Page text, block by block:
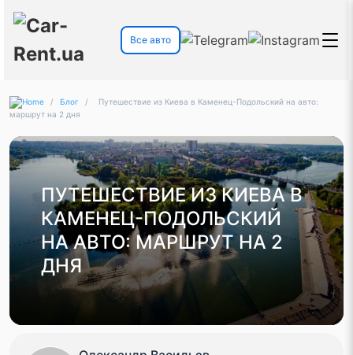
Все авто
/ Блог /
Путешествие из Киева в Каменец-Подольский на авто:
маршрут на 2 дня
ПУТЕШЕСТВИЕ ИЗ КИЕВА В
КАМЕНЕЦ-ПОДОЛЬСКИЙ
НА АВТО: МАРШРУТ НА 2
ДНЯ